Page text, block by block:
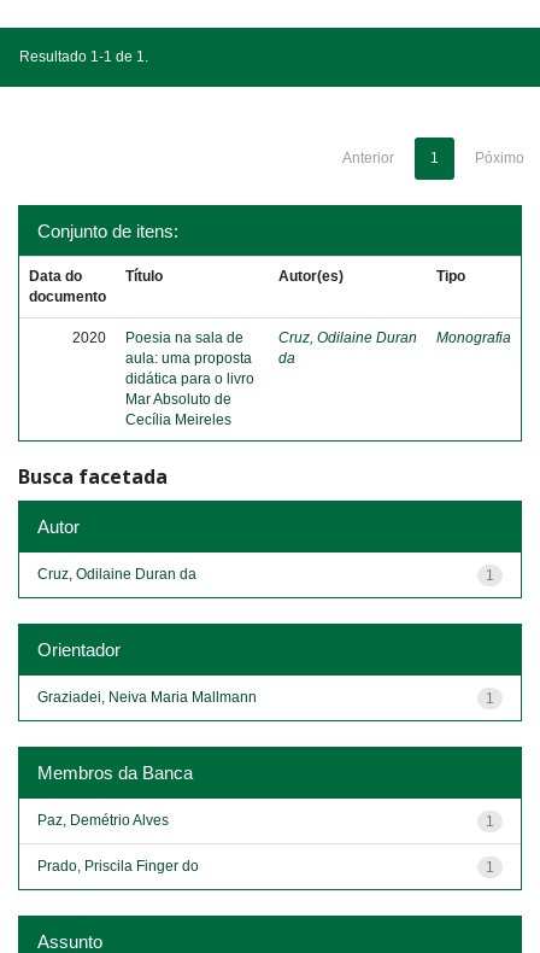
Resultado 1-1 de 1.
Anterior 1 Póximo
Conjunto de itens:
Data do
documento
Título Autor(es) Tipo
2020
Poesia na sala de
aula: uma proposta
didática para o livro
Mar Absoluto de
Cecília Meireles
Cruz, Odilaine Duran
da
Monografia
Busca facetada
Autor
1
Cruz, Odilaine Duran da
Orientador
1
Graziadei, Neiva Maria Mallmann
Membros da Banca
1
Paz, Demétrio Alves
1
Prado, Priscila Finger do
Assunto